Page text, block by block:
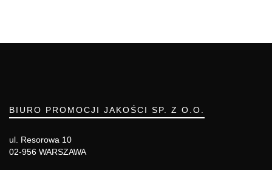
BIURO PROMOCJI JAKOŚCI SP. Z O.O.
ul. Resorowa 10
02-956 WARSZAWA